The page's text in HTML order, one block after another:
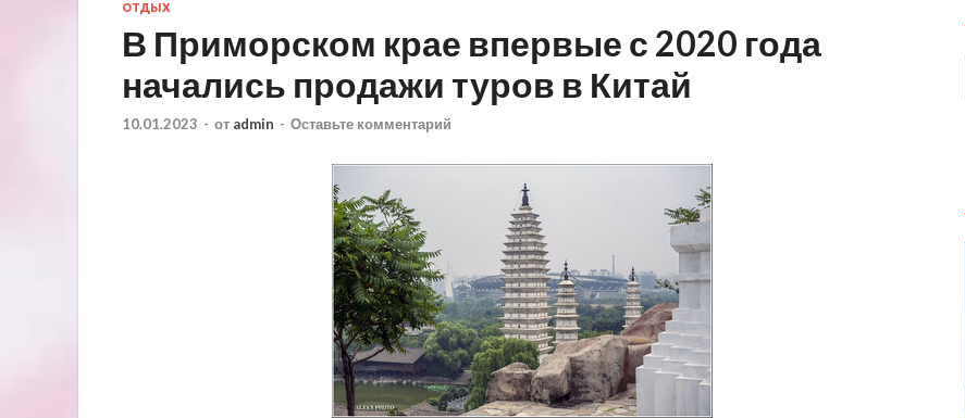
ОТДЫХ
В Приморском крае впервые с 2020 года
начались продажи туров в Китай
10.01.2023 - от admin - Оставьте комментарий